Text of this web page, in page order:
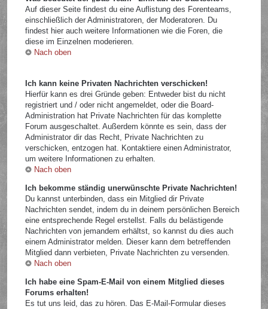
Auf dieser Seite findest du eine Auflistung des Forenteams,
einschließlich der Administratoren, der Moderatoren. Du
findest hier auch weitere Informationen wie die Foren, die
diese im Einzelnen moderieren.
Nach oben
Ich kann keine Privaten Nachrichten verschicken!
Hierfür kann es drei Gründe geben: Entweder bist du nicht
registriert und / oder nicht angemeldet, oder die Board-
Administration hat Private Nachrichten für das komplette
Forum ausgeschaltet. Außerdem könnte es sein, dass der
Administrator dir das Recht, Private Nachrichten zu
verschicken, entzogen hat. Kontaktiere einen Administrator,
um weitere Informationen zu erhalten.
Nach oben
Ich bekomme ständig unerwünschte Private Nachrichten!
Du kannst unterbinden, dass ein Mitglied dir Private
Nachrichten sendet, indem du in deinem persönlichen Bereich
eine entsprechende Regel erstellst. Falls du belästigende
Nachrichten von jemandem erhältst, so kannst du dies auch
einem Administrator melden. Dieser kann dem betreffenden
Mitglied dann verbieten, Private Nachrichten zu versenden.
Nach oben
Ich habe eine Spam-E-Mail von einem Mitglied dieses
Forums erhalten!
Es tut uns leid, das zu hören. Das E-Mail-Formular dieses